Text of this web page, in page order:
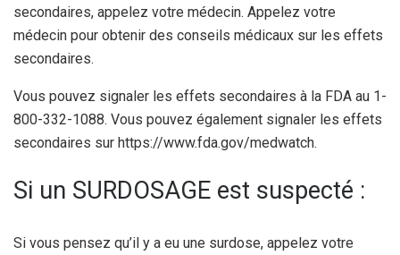
secondaires, appelez votre médecin. Appelez votre
médecin pour obtenir des conseils médicaux sur les effets
secondaires.
Vous pouvez signaler les effets secondaires à la FDA au 1-
800-332-1088. Vous pouvez également signaler les effets
secondaires sur https://www.fda.gov/medwatch.
Si un SURDOSAGE est suspecté :
Si vous pensez qu’il y a eu une surdose, appelez votre